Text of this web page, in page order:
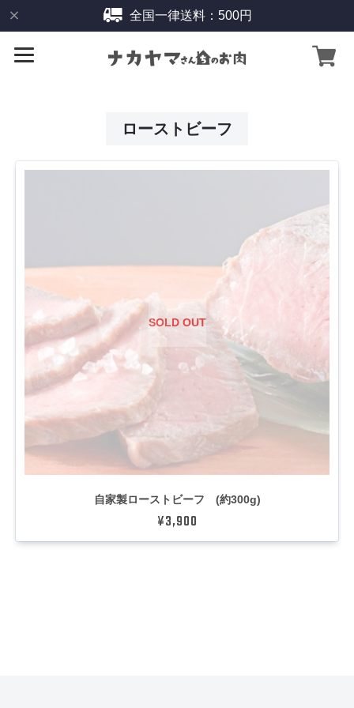
全国一律送料：500円
ローストビーフ
SOLD OUT
自家製ローストビーフ (約300g)
¥3,900